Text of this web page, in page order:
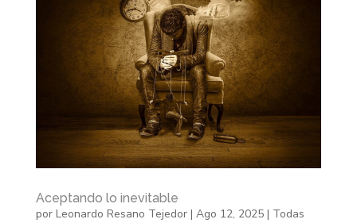
Aceptando lo inevitable
por Leonardo Resano Tejedor| Ago 12, 2025| Todas